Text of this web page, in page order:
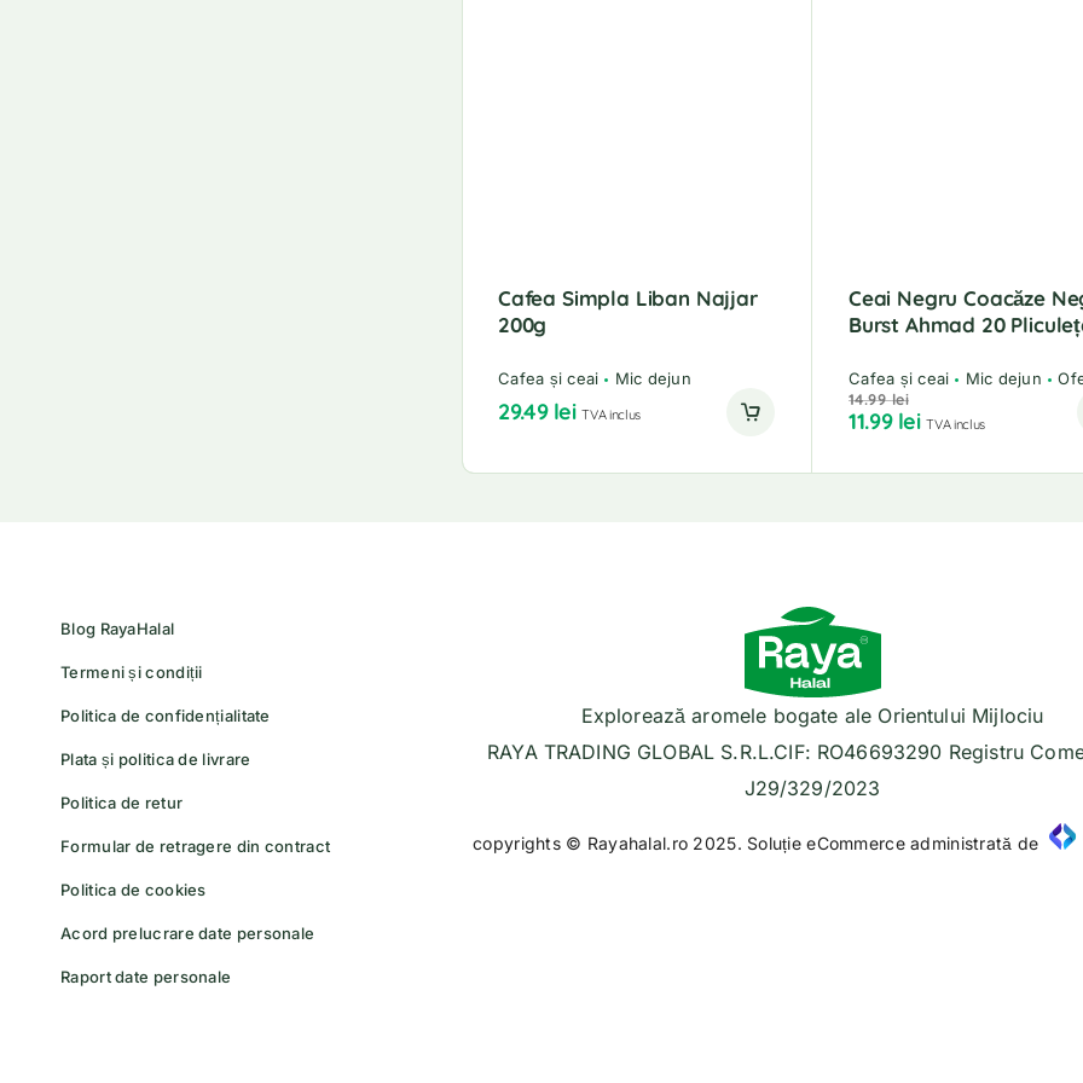
Cafea Simpla Liban Najjar
200g
Cafea și ceai Mic dejun
29.49 lei TVA inclus
Ceai Negru Coacăze
Burst Ahmad 20
Cafea și ceai Mic dejun
14.99lei
11.99 lei TVA inclus
Blog RayaHalal
Termeni și condiții
Politica de confidențialitate
Plata și politica de livrare
Politica de retur
Formular de retragere din contract
Politica de cookies
Acord prelucrare date personale
Raport date personale
Explorează aromele bogate ale Orientului Mijlociu
RAYA TRADING GLOBAL S.R.L.CIF: RO46693290 Registru
J29/329/2023
copyrights © Rayahalal.ro 2025. Soluție eCommerce administrată de